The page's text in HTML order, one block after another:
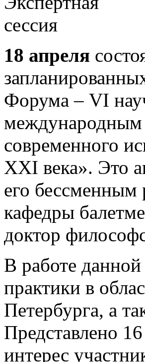
18 апреля
Форума – VI
международным
современного
XXI века». Это
его бессменным
кафедры
доктор
В работе
практики в
Петербурга, а
Представлено
интерес